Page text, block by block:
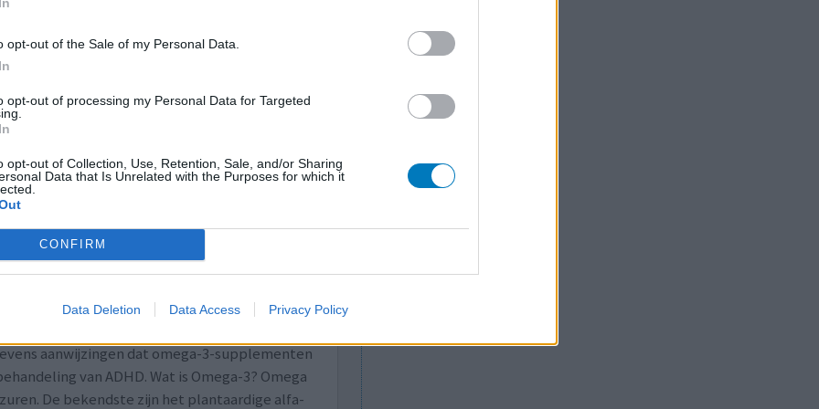
opt-out of the Sale of my Personal Data.
opt-out of processing my Personal Data for Targeted
opt-out of Collection, Use, Retention, Sale, and/or Sharing
Data that Is Unrelated with the Purposes for which it
CONFIRM
Data Deletion Data Access Privacy Policy
subsidiegeld dat het ministerie van
aan kosten voor directie en
Skyhigh betaald, voor de
MHF-voorzitter Bram Bakker een
naart artikel van NOS Nieuwsuur
voor de geestelijke gezondheid in 's
effectief te zijn als een aanvullende
werden verminderd en het effect bleek
aanwijzingen dat omega-3-supplementen
van ADHD. Wat is Omega-3? Omega
De bekendste zijn het plantaardige alfa-